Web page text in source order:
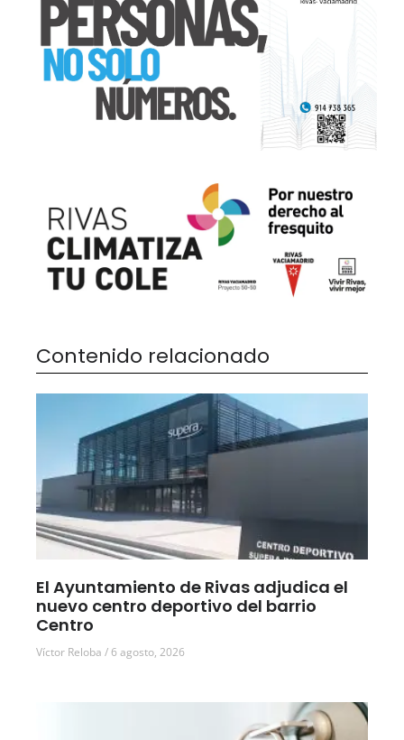
Contenido relacionado
El Ayuntamiento de Rivas adjudica el
nuevo centro deportivo del barrio
Centro
Víctor Reloba 6 agosto, 2026